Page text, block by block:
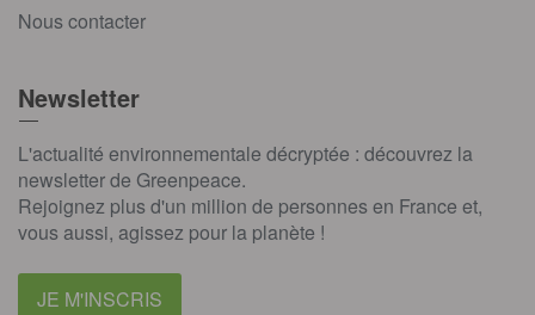
Nous contacter
Newsletter
L'actualité environnementale décryptée : découvrez la
newsletter de Greenpeace.
Rejoignez plus d'un million de personnes en France et,
vous aussi, agissez pour la planète !
JE M'INSCRIS